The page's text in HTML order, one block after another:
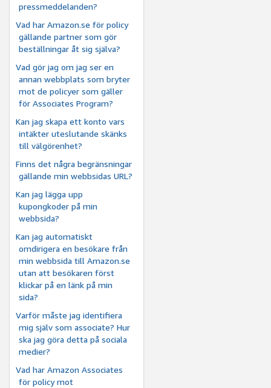
pressmeddelanden?
Vad har Amazon.se för policy
gällande partner som gör
beställningar åt sig själva?
Vad gör jag om jag ser en
annan webbplats som bryter
mot de policyer som gäller
för Associates Program?
Kan jag skapa ett konto vars
intäkter uteslutande skänks
till välgörenhet?
Finns det några begränsningar
gällande min webbsidas URL?
Kan jag lägga upp
kupongkoder på min
webbsida?
Kan jag automatiskt
omdirigera en besökare från
min webbsida till Amazon.se
utan att besökaren först
klickar på en länk på min
sida?
Varför måste jag identifiera
mig själv som associate? Hur
ska jag göra detta på sociala
medier?
Vad har Amazon Associates
för policy mot